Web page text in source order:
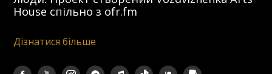
House спільно з ofr.fm
Дізнатися більше